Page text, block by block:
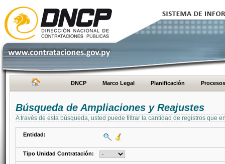
DNCP Marco Legal Planificación Procesos
Búsqueda de Ampliaciones y Reajustes
A través de esta búsqueda, usted puede filtrar la cantidad de registros que
Entidad:
Tipo Unidad Contratación: